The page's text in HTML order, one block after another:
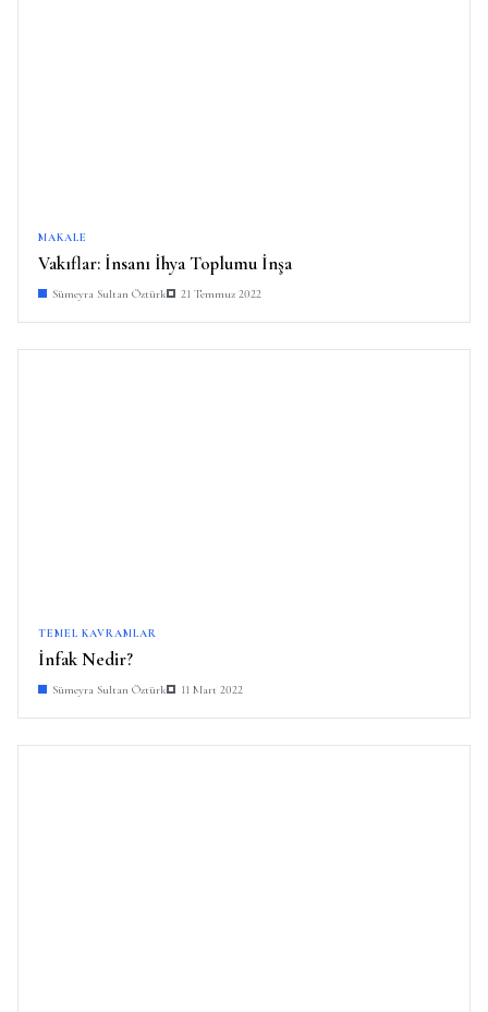
MAKALE
Vakıflar: İnsanı İhya Toplumu İnşa
Sümeyra Sultan Öztürk 21 Temmuz 2022
TEMEL KAVRAMLAR
İnfak Nedir?
Sümeyra Sultan Öztürk 11 Mart 2022